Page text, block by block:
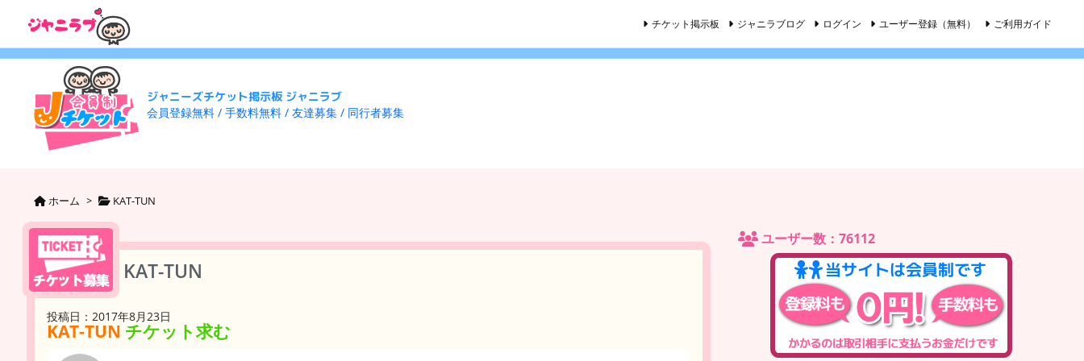
ジャニーズチケット掲示板 ジャニラブ
会員登録無料 / 手数料無料 / 友達募集 / 同行者募集
チケット掲示板 ジャニラブログ ログイン ユーザー登録（無料） ご利用ガイド
ホーム > KAT-TUN
KAT-TUN
投稿日：2017年8月23日
KAT-TUN チケット求む
ユーザー数：76112